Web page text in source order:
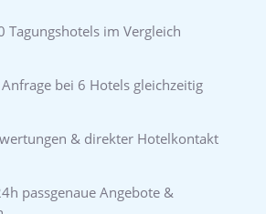
Tagungshotels im Vergleich
bei 6 Hotels gleichzeitig
& direkter Hotelkontakt
passgenaue Angebote &